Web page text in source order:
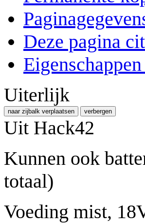
Deze pagina
Uiterlijk
naar zijbalk verplaatsen verbergen
Uit Hack42
Kunnen ook
totaal)
Voeding mist,